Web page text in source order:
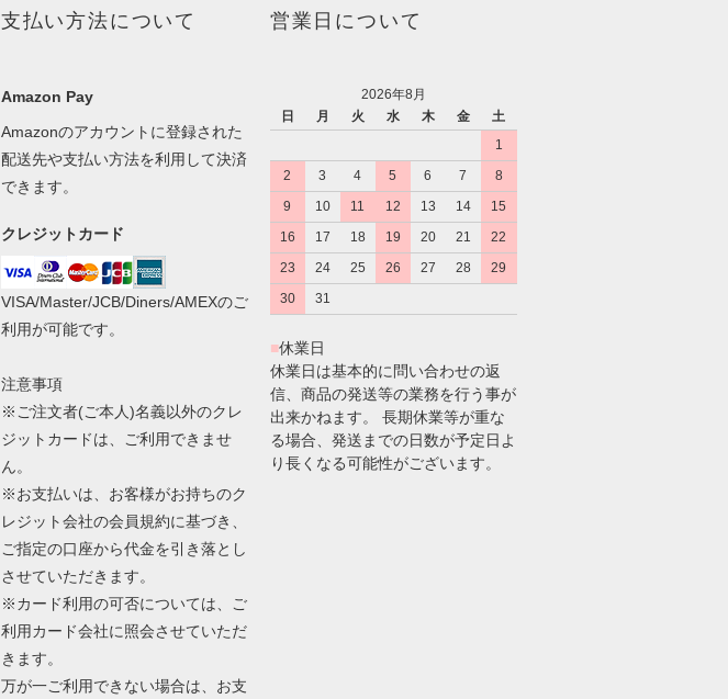
支払い方法について
Amazon Pay
Amazonのアカウントに登録された
配送先や支払い方法を利用して決済
できます。
クレジットカード
VISA/Master/JCB/Diners/AMEXのご
利用が可能です。
注意事項
※ご注文者(ご本人)名義以外のクレ
ジットカードは、ご利用できませ
ん。
※お支払いは、お客様がお持ちのク
レジット会社の会員規約に基づき、
ご指定の口座から代金を引き落とし
させていただきます。
※カード利用の可否については、ご
利用カード会社に照会させていただ
きます。
万が一ご利用できない場合は、お支
営業日について
2026年8月
日
月 火 水 木 金
土
1
2
3 4 5 6 7
8
9
10 11 12 13 14
15
16
17 18 19 20 21
22
23
24 25 26 27 28
29
30
31
■休業日
休業日は基本的に問い合わせの返
信、商品の発送等の業務を行う事が
出来かねます。 長期休業等が重な
る場合、発送までの日数が予定日よ
り長くなる可能性がございます。